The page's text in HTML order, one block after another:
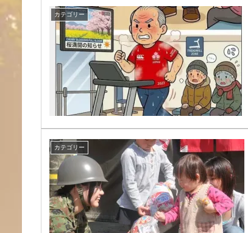
カテゴリー
カテゴリー